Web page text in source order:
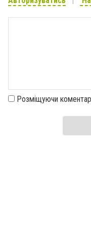
Розміщуючи